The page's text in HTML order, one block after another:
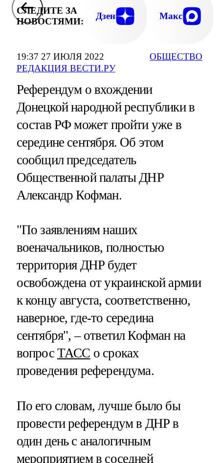
19:37 27 ИЮЛЯ 2022
РЕДАКЦИЯ ВЕСТИ.РУ
ОБЩЕСТВО
СЛЕДИТЕ ЗА
НОВОСТЯМИ:
Дзен Макс
Референдум о вхождении
Донецкой народной республики в
состав РФ может пройти уже в
середине сентября. Об этом
сообщил председатель
Общественной палаты ДНР
Александр Кофман.
"По заявлениям наших
военачальников, полностью
территория ДНР будет
освобождена от украинской армии
к концу августа, соответственно,
наверное, где-то середина
сентября", – ответил Кофман на
вопросТАСС о сроках
проведения референдума.
По его словам, лучше было бы
провести референдум в ДНР в
один день с аналогичным
мероприятием в соседней